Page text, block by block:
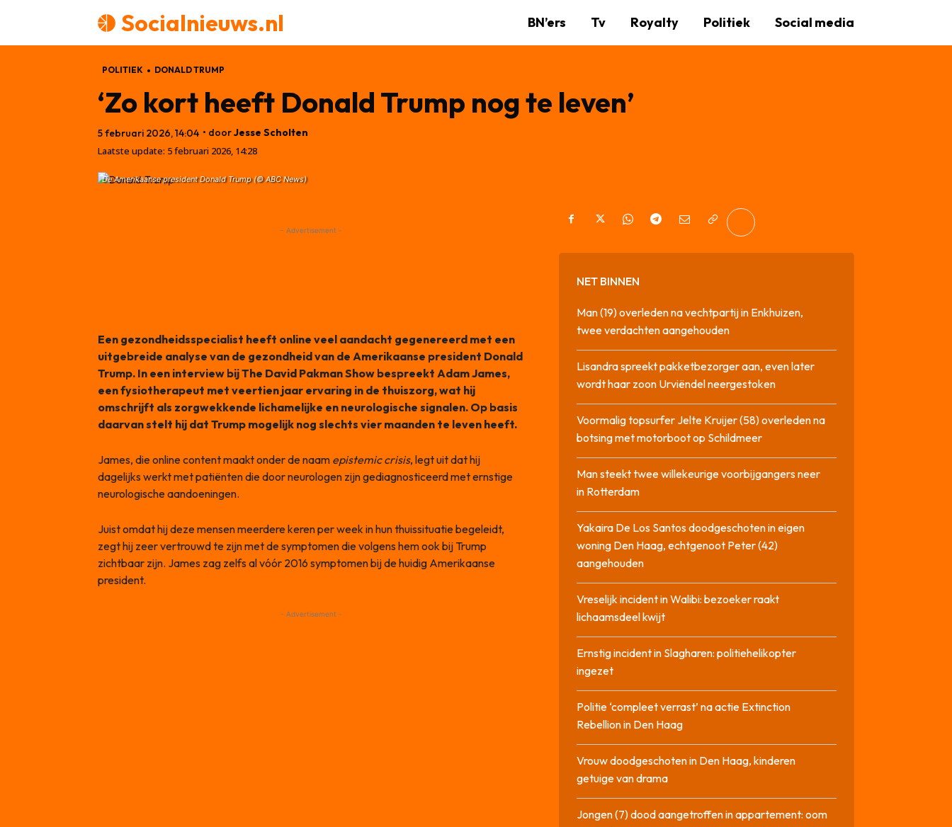
Socialnieuws.nl BN’ers Tv Royalty Politiek Social media
POLITIEK DONALD TRUMP
‘Zo kort heeft Donald Trump nog te leven’
5 februari 2026, 14:04 • doorJesse Scholten
Laatste update: 5 februari 2026, 14:28
De Amerikaanse president Donald Trump (© ABC News)
- Advertisement -
Een gezondheidsspecialist heeft online veel aandacht gegenereerd met een
uitgebreide analyse van de gezondheid van de Amerikaanse president Donald
Trump. In een interview bij The David Pakman Show bespreekt Adam James,
een fysiotherapeut met veertien jaar ervaring in de thuiszorg, wat hij
omschrijft als zorgwekkende lichamelijke en neurologische signalen. Op basis
daarvan stelt hij dat Trump mogelijk nog slechts vier maanden te leven heeft.
James, die online content maakt onder de naam epistemic crisis, legt uit dat hij
dagelijks werkt met patiënten die door neurologen zijn gediagnosticeerd met ernstige
neurologische aandoeningen.
Juist omdat hij deze mensen meerdere keren per week in hun thuissituatie begeleidt,
zegt hij zeer vertrouwd te zijn met de symptomen die volgens hem ook bij Trump
zichtbaar zijn. James zag zelfs al vóór 2016 symptomen bij de huidig Amerikaanse
president.
- Advertisement -
NET BINNEN
Man (19) overleden na vechtpartij in Enkhuizen,
twee verdachten aangehouden
Lisandra spreekt pakketbezorger aan, even later
wordt haar zoon Urviëndel neergestoken
Voormalig topsurfer Jelte Kruijer (58) overleden na
botsing met motorboot op Schildmeer
Man steekt twee willekeurige voorbijgangers neer
in Rotterdam
Yakaira De Los Santos doodgeschoten in eigen
woning Den Haag, echtgenoot Peter (42)
aangehouden
Vreselijk incident in Walibi: bezoeker raakt
lichaamsdeel kwijt
Ernstig incident in Slagharen: politiehelikopter
ingezet
Politie ‘compleet verrast’ na actie Extinction
Rebellion in Den Haag
Vrouw doodgeschoten in Den Haag, kinderen
getuige van drama
Jongen (7) dood aangetroffen in appartement: oom